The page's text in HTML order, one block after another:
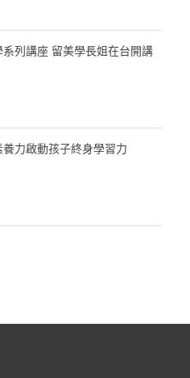
系列講座 留美學長姐在台開講
養力啟動孩子終身學習力